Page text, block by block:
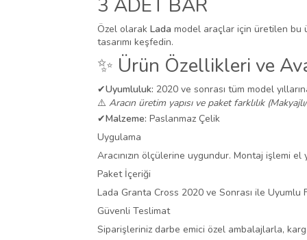
3 ADET BAR
Özel olarak Lada model araçlar için üretilen bu
tasarımı keşfedin.
✨ Ürün Özellikleri ve
✔Uyumluluk: 2020 ve sonrası tüm model
⚠️ Aracın üretim yapısı ve paket farklılık
✔Malzeme: Paslanmaz Çelik
Uygulama
Aracınızın ölçülerine uygundur. Montaj işlemi el
Paket İçeriği
Lada Granta Cross 2020 ve Sonrası ile Uyumlu
Güvenli Teslimat
Siparişleriniz darbe emici özel ambalajlarla,